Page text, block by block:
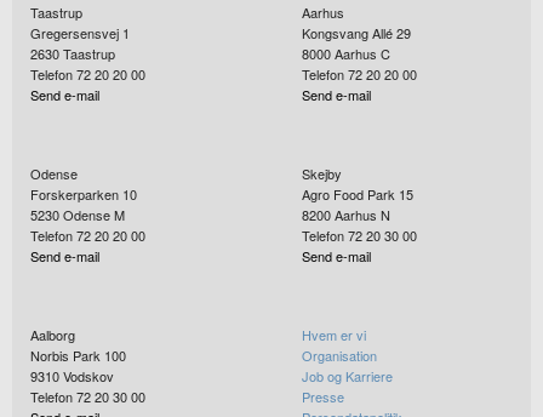
Taastrup
Gregersensvej 1
2630Taastrup
Telefon 72 20 20 00
Send e-mail
Aarhus
Kongsvang Allé 29
8000Aarhus C
Telefon 72 20 20 00
Send e-mail
Odense
Forskerparken 10
5230Odense M
Telefon 72 20 20 00
Send e-mail
Skejby
Agro Food Park 15
8200Aarhus N
Telefon 72 20 30 00
Send e-mail
Aalborg
Norbis Park 100
9310Vodskov
Telefon 72 20 30 00
Hvem er vi
Organisation
Job og Karriere
Presse